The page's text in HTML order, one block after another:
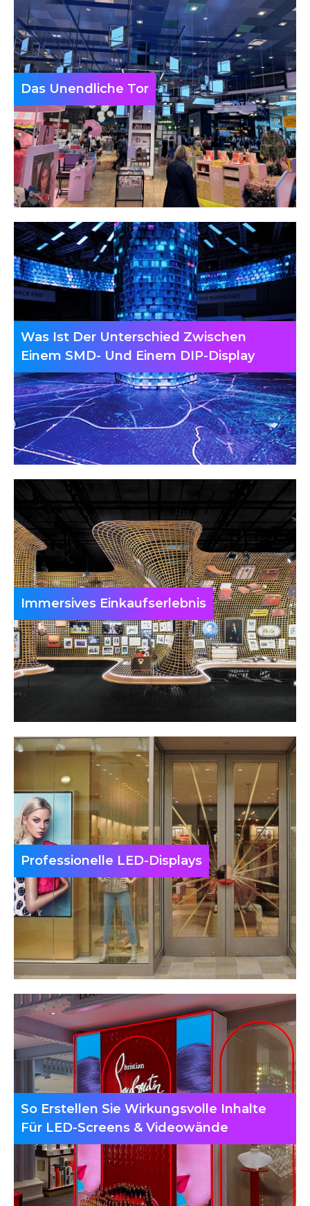
Das Unendliche Tor
Was Ist Der Unterschied Zwischen
Einem SMD- Und Einem DIP-Display
Immersives Einkaufserlebnis
Professionelle LED-Displays
So Erstellen Sie Wirkungsvolle Inhalte
Für LED-Screens & Videowände